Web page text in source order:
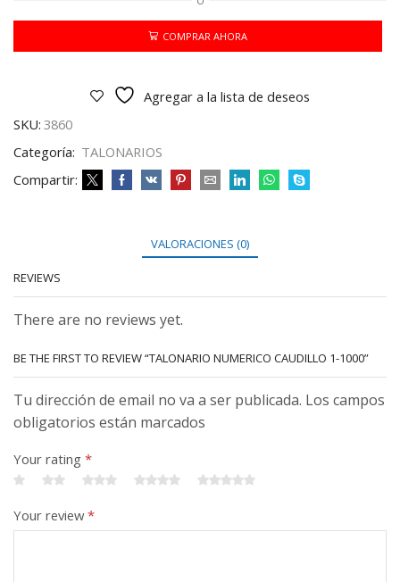
1-
cantidad
COMPRAR AHORA
Agregar a la lista de deseos
SKU: 3860
Categoría: TALONARIOS
Compartir:
VALORACIONES (0)
REVIEWS
There are no reviews yet.
BE THE FIRST TO REVIEW “TALONARIO NUMERICO CAUDILLO 1-1000”
Tu dirección de email no va a ser publicada. Los campos
obligatorios están marcados
Your rating *
Your review*